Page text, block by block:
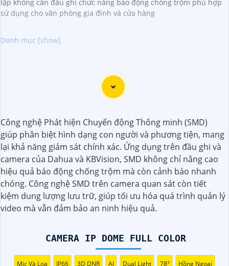
lập không cần đầu ghi chức năng báo động chống trộm phù hợp
sử dụng cho văn phòng gia đình và cửa hàng
dễ dàng tích hợp vào bất kỳ hệ thống camera giám sát bất
kỳ nhờ khả năng tương thích dễ dàng. Với khả năng kết nối
mạng và quản lý từ xa, Camera Onvif giúp bạn theo dõi và
kiểm soát an ninh mọi lúc, mọi nơi một cách đơn giản. Sau
đây là một số dòng camera quan sát chất lượng dành cho
bạn tham khảo.
Công nghệ Phát hiện Chuyển động Thông minh (SMD)
giúp phân biệt hình dạng con người và phương tiện, mang
lại khả năng giám sát chính xác. Ứng dụng trên đầu ghi và
camera của Dahua và KBVision, SMD không chỉ nâng cao
hiệu quả báo động chống trộm mà còn cảnh báo nhanh
chóng. Công nghệ SMD trên camera quan sát còn tiết
kiệm dung lượng lưu trữ, giúp tối ưu hóa quá trình quản lý
video mà vẫn đảm bảo an ninh hiệu quả.
CAMERA IP DOME FULL COLOR
Mic Và Loa IP66 3D DNR AI Dual Light 78° Hồng Ngoại